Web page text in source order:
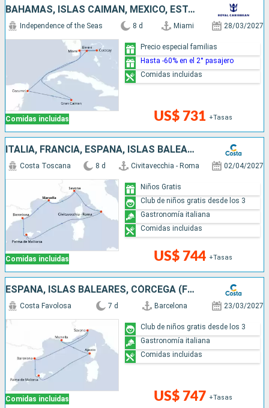
BAHAMAS, ISLAS CAIMÁN, MÉXICO, ESTADOS UNIDOS
Comidas incluidas
Independence of the Seas 8 d Miami 28/03/2027
US$ 731 +Tasas
Precio especial familias
Hasta -60% en el 2° pasajero
Comidas incluidas
ITALIA, FRANCIA, ESPAÑA, ISLAS BALEARES
Comidas incluidas
Costa Toscana 8 d Civitavecchia - Roma 02/04/2027
US$ 744 +Tasas
Niños Gratis
Club de niños gratis desde los 3
Gastronomía italiana
Comidas incluidas
ESPAÑA, ISLAS BALEARES, CÓRCEGA (FRANCIA), FRANCIA, ITALIA
Comidas incluidas
Costa Favolosa 7 d Barcelona 23/03/2027
US$ 747 +Tasas
Club de niños gratis desde los 3
Gastronomía italiana
Comidas incluidas